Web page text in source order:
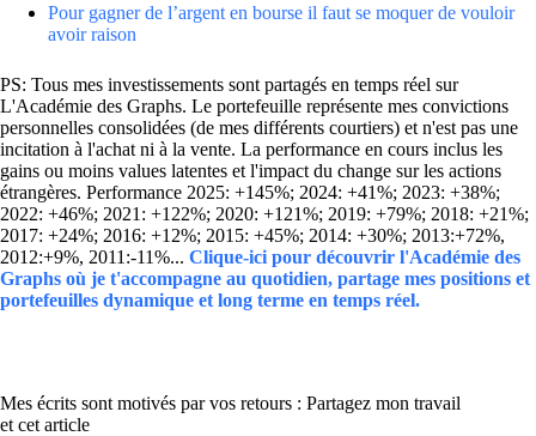
Pour gagner de l’argent en bourse il faut se moquer de vouloir
avoir raison
PS: Tous mes investissements sont partagés en temps réel sur
L'Académie des Graphs. Le portefeuille représente mes convictions
personnelles consolidées (de mes différents courtiers) et n'est pas une
incitation à l'achat ni à la vente. La performance en cours inclus les
gains ou moins values latentes et l'impact du change sur les actions
étrangères. Performance 2025: +145%; 2024: +41%; 2023: +38%;
2022: +46%; 2021: +122%; 2020: +121%; 2019: +79%; 2018: +21%;
2017: +24%; 2016: +12%; 2015: +45%; 2014: +30%; 2013:+72%,
2012:+9%, 2011:-11%... Clique-ici pour découvrir l'Académie des
Graphs où je t'accompagne au quotidien, partage mes positions et
portefeuilles dynamique et long terme en temps réel.
Mes écrits sont motivés par vos retours : Partagez mon travail
et cet article